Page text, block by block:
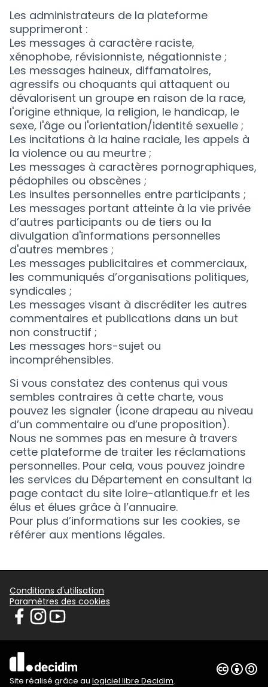
Les administrateurs de la plateforme
supprimeront :
Les messages à caractère raciste,
xénophobe, révisionniste, négationniste ;
Les messages haineux, diffamatoires,
agressifs ou choquants qui attaquent ou
dévalorisent un groupe en raison de la race,
l'origine ethnique, la religion, le handicap, le
sexe, l'âge ou l'orientation/identité sexuelle ;
Les incitations à la haine raciale, les appels à
la violence ou au meurtre ;
Les messages à caractères pornographiques,
pédophiles ou obscènes ;
Les insultes personnelles entre participants ;
Les messages portant atteinte à la vie privée
d’autres participants ou de tiers ou la
divulgation d'informations personnelles
d'autres membres ;
Les messages publicitaires et commerciaux,
les communiqués d’organisations politiques,
syndicales ;
Les messages visant à discréditer les autres
commentaires et publications dans un but
non constructif ;
Les messages hors-sujet ou
incompréhensibles.
Si vous constatez des contenus qui vous
sembles contraires à cette charte, vous
pouvez les signaler (icone drapeau au niveau
d’un commentaire ou d’une proposition).
Nous ne sommes pas en mesure à travers
cette plateforme de traiter les réclamations
personnelles. Pour cela, vous pouvez joindre
les services du Département en consultant la
page contact du site loire-atlantique.fr et les
élus et élues grâce à l’annuaire.
Pour plus d’informations sur les cookies, se
référer aux mentions légales.
Conditions d'utilisation
Paramètres des cookies
participer.loire-atlantique.fr sur Facebook
participer.loire-atlantique.fr sur Instagram
participer.loire-atlantique.fr sur YouTube
Site réalisé grâce au logiciel libre Decidim.
Licence